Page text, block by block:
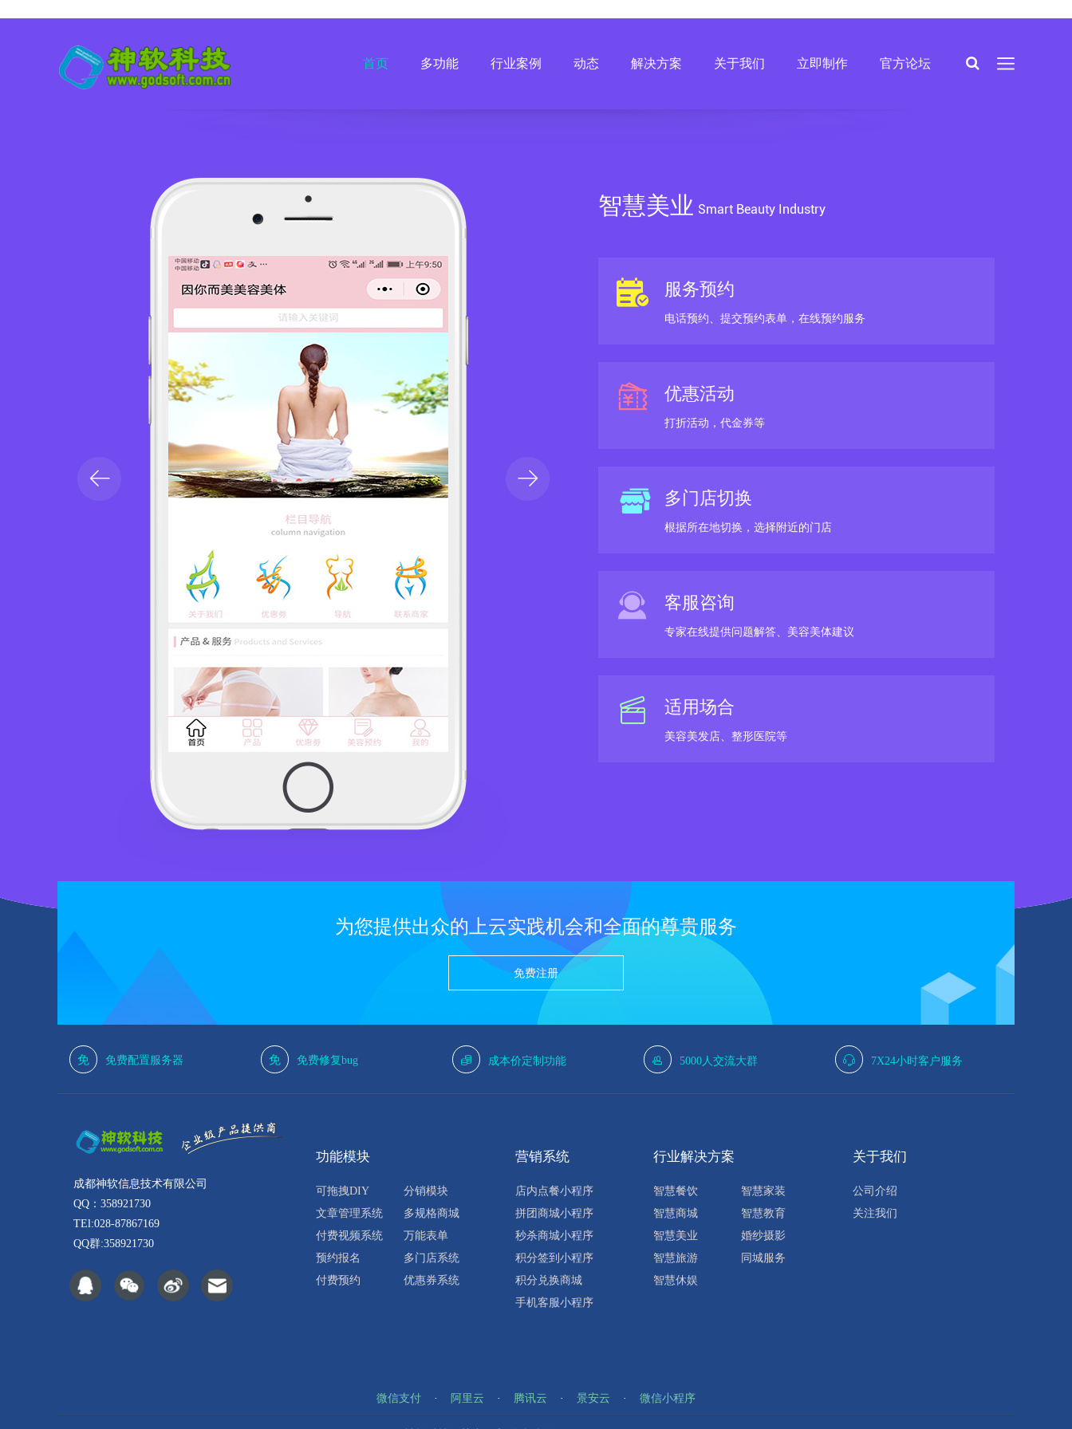
首页 多功能 行业案例 动态 解决方案 关于我们 立即制作 官方论坛
智慧美业 Smart Beauty Industry
服务预约
电话预约、提交预约表单，在线预约服务
优惠活动
打折活动，代金券等
多门店切换
根据所在地切换，选择附近的门店
客服咨询
专家在线提供问题解答、美容美体建议
适用场合
美容美发店、整形医院等
为您提供出众的上云实践机会和全面的尊贵服务
免费注册
免 免费配置服务器 免 免费修复bug 成本价定制功能 5000人交流大群 7X24小时客户服务
成都神软信息技术有限公司
QQ：358921730
TEl:028-87867169
QQ群:358921730
功能模块
可拖拽DIY
分销模块
文章管理系统
多规格商城
付费视频系统
万能表单
预约报名
多门店系统
付费预约
优惠券系统
营销系统
店内点餐小程序
拼团商城小程序
秒杀商城小程序
积分签到小程序
积分兑换商城
手机客服小程序
行业解决方案
智慧餐饮
智慧家装
智慧商城
智慧教育
智慧美业
婚纱摄影
智慧旅游
同城服务
智慧休娱
关于我们
公司介绍
关注我们
微信支付 · 阿里云 · 腾讯云 · 景安云 · 微信小程序